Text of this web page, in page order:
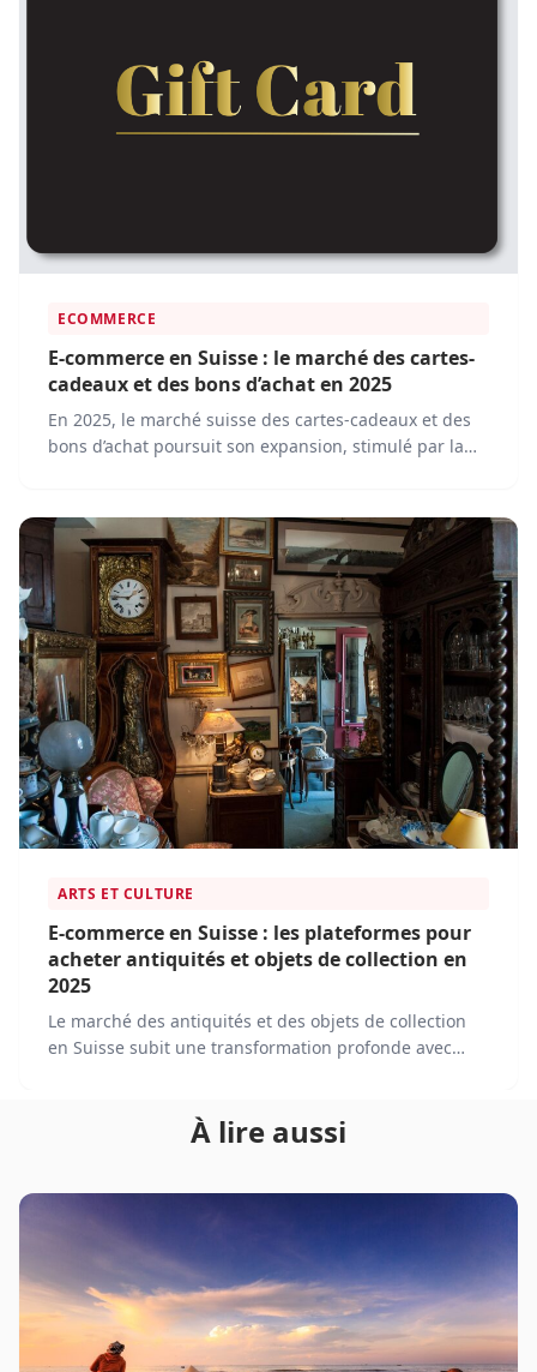
ECOMMERCE
E-commerce en Suisse : le marché des cartes-
cadeaux et des bons d’achat en 2025
En 2025, le marché suisse des cartes-cadeaux et des
bons d’achat poursuit son expansion, stimulé par la
ARTS ET CULTURE
E-commerce en Suisse : les plateformes pour
acheter antiquités et objets de collection en
2025
Le marché des antiquités et des objets de collection
en Suisse subit une transformation profonde avec
trouver leur bonheur sur une variété de plateformes
À lire aussi